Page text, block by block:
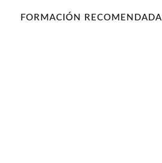
FORMACIÓN RECOMENDADA